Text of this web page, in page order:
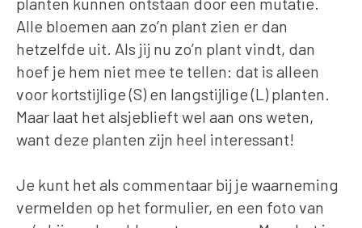
Alle bloemen aan zo’n plant zien er dan
hetzelfde uit. Als jij nu zo’n plant vindt, dan
hoef je hem niet mee te tellen: dat is alleen
voor kortstijlige (S) en langstijlige (L) planten.
Maar laat het alsjeblieft wel aan ons weten,
want deze planten zijn heel interessant!
Je kunt het als commentaar bij je waarneming
vermelden op het formulier, en een foto van